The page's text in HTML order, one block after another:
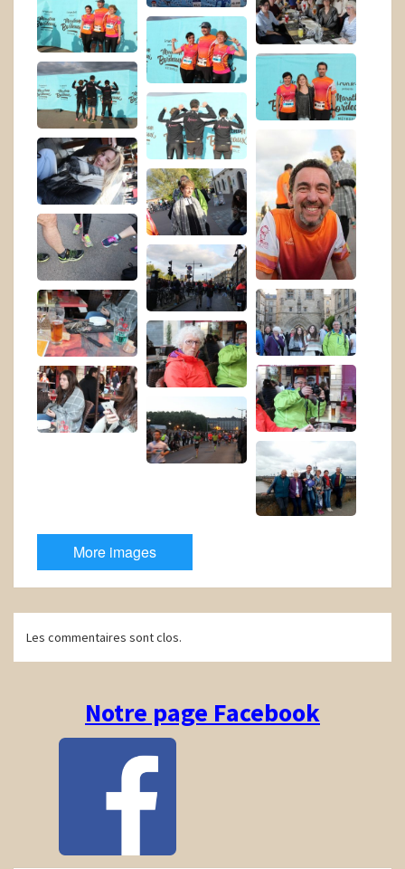
More images
Navigation
d'article
Les commentaires sont clos.
Notre page Facebook